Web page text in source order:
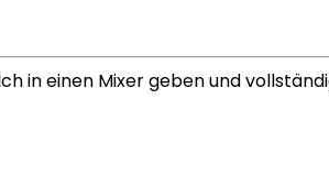
in einen Mixer geben und